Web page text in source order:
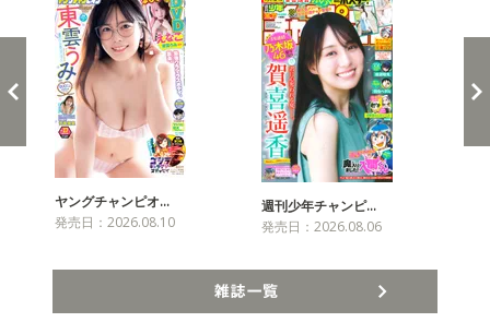
ヤングチャンピオ…
発売日：2026.08.10
週刊少年チャンピ…
発売日：2026.08.06